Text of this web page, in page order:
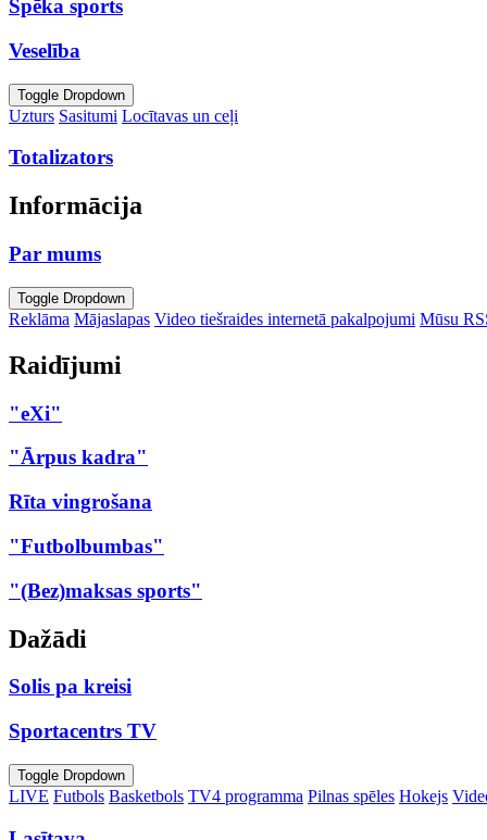
Spēka sports
Veselība
Toggle Dropdown
Uzturs Sasitumi Locītavas un ceļi
Totalizators
Informācija
Par mums
Toggle Dropdown
Reklāma Mājaslapas Video tiešraides internetā pakalpojumi Mūsu
Raidījumi
"eXi"
"Ārpus kadra"
Rīta vingrošana
"Futbolbumbas"
"(Bez)maksas sports"
Dažādi
Solis pa kreisi
Sportacentrs TV
Toggle Dropdown
LIVE Futbols Basketbols TV4 programma Pilnas spēles Hokejs